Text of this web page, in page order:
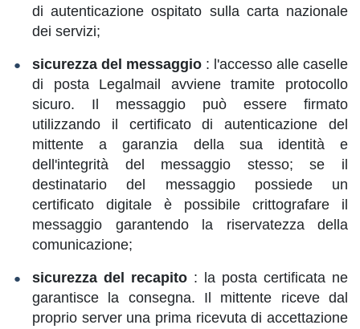
di autenticazione ospitato sulla carta nazionale
dei servizi;
sicurezza del messaggio : l'accesso alle caselle
di posta Legalmail avviene tramite protocollo
sicuro. Il messaggio può essere firmato
utilizzando il certificato di autenticazione del
mittente a garanzia della sua identità e
dell'integrità del messaggio stesso; se il
destinatario del messaggio possiede un
certificato digitale è possibile crittografare il
messaggio garantendo la riservatezza della
comunicazione;
sicurezza del recapito : la posta certificata ne
garantisce la consegna. Il mittente riceve dal
proprio server una prima ricevuta di accettazione